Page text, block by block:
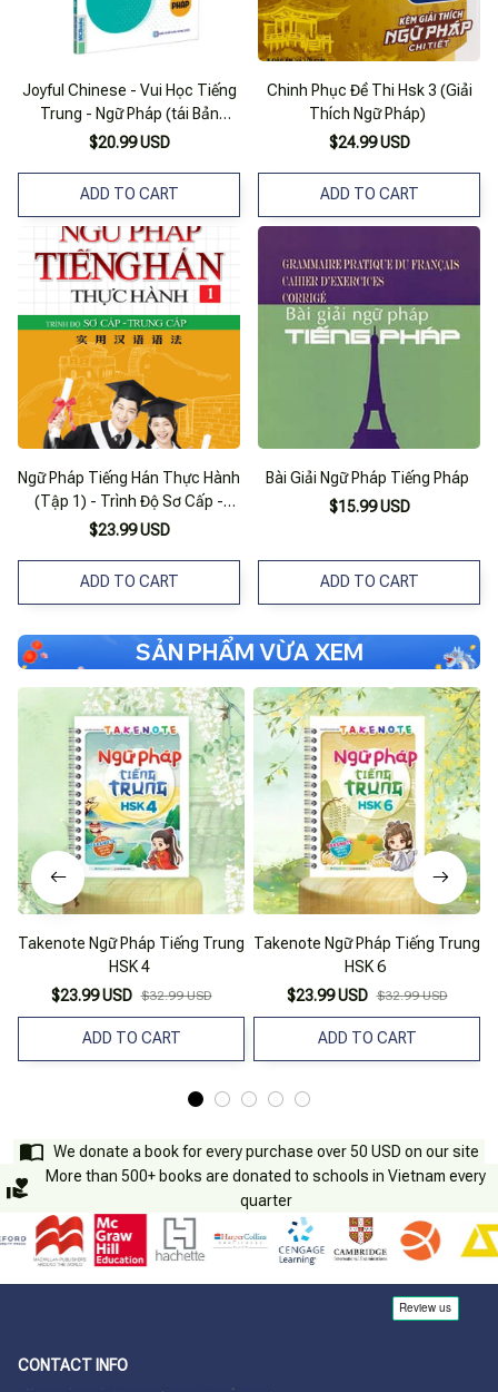
Joyful Chinese - Vui Học Tiếng
Trung - Ngữ Pháp (tái Bản
2020)
$20.99 USD
ADD TO CART
Chinh Phục Đề Thi Hsk 3 (Giải
Thích Ngữ Pháp)
$24.99 USD
ADD TO CART
Ngữ Pháp Tiếng Hán Thực Hành
(Tập 1) - Trình Độ Sơ Cấp -
Trung Cấp
$23.99 USD
ADD TO CART
Bài Giải Ngữ Pháp Tiếng Pháp
$15.99 USD
ADD TO CART
SẢN PHẨM VỪA XEM
Takenote Ngữ Pháp Tiếng Trung
HSK 4
$23.99 USD $32.99 USD
ADD TO CART
Takenote Ngữ Pháp Tiếng Trung
HSK 6
$23.99 USD $32.99 USD
ADD TO CART
We donate a book for every purchase over 50 USD on our site
More than 500+ books are donated to schools in Vietnam every
quarter
CONTACT INFO